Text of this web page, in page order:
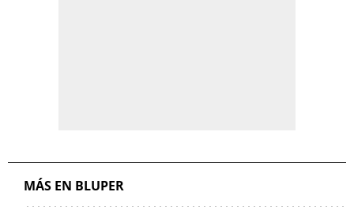
MÁS EN BLUPER